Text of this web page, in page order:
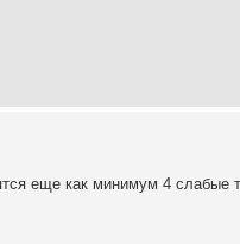
еще как минимум 4 слабые